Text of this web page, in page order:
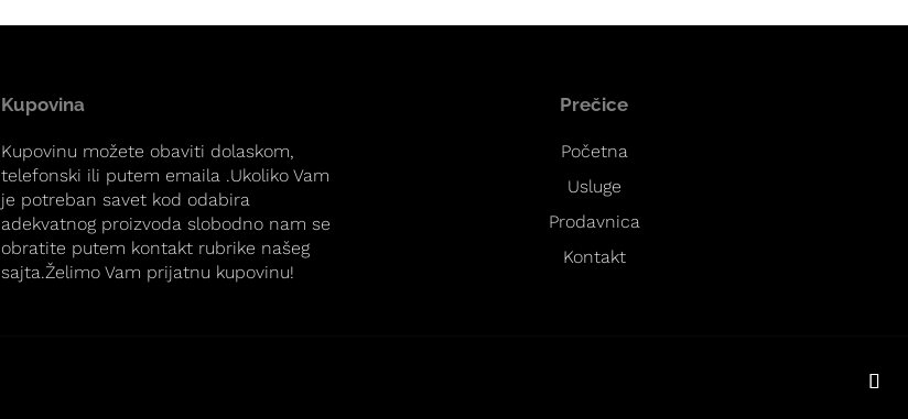
Kupovina
Kupovinu možete obaviti dolaskom,
telefonski ili putem emaila .Ukoliko Vam
je potreban savet kod odabira
adekvatnog proizvoda slobodno nam se
obratite putem kontakt rubrike našeg
sajta.Želimo Vam prijatnu kupovinu!
Prečice
Početna
Usluge
Prodavnica
Kontakt